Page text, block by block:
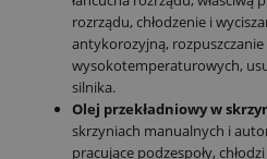
rozrządu, chłodzenie i
antykorozyjną, rozpuszczanie
wysokotemperaturowych,
silnika.
Olej przekładniowy w
skrzyniach manualnych i
pracujące podzespoły,